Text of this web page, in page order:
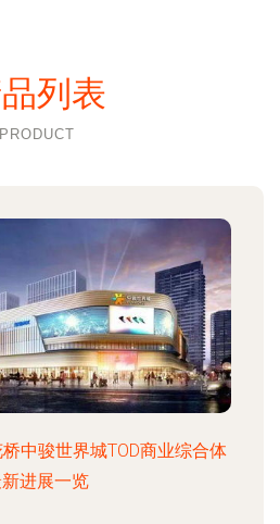
列表
PRODUCT
中骏世界城TOD商业综合体
进展一览